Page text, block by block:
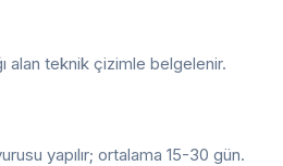
alan teknik çizimle belgelenir.
yapılır; ortalama 15-30 gün.